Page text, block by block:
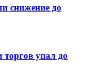
снижение до
упал до